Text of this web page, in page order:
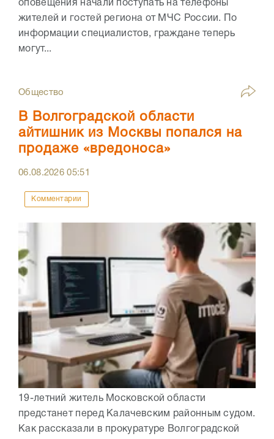
оповещения начали поступать на телефоны
жителей и гостей региона от МЧС России. По
информации специалистов, граждане теперь
могут...
Общество
В Волгоградской области
айтишник из Москвы попался на
продаже «вредоноса»
06.08.202605:51
Комментарии
19-летний житель Московской области
предстанет перед Калачевским районным судом.
Как рассказали в прокуратуре Волгоградской